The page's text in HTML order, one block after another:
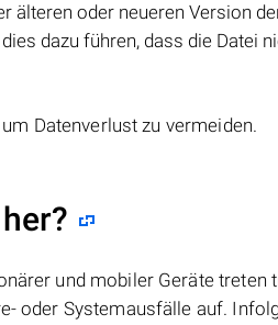
älteren oder neueren Version
dazu führen, dass die Datei
Datenverlust zu vermeiden.
und mobiler Geräte treten
oder Systemausfälle auf.